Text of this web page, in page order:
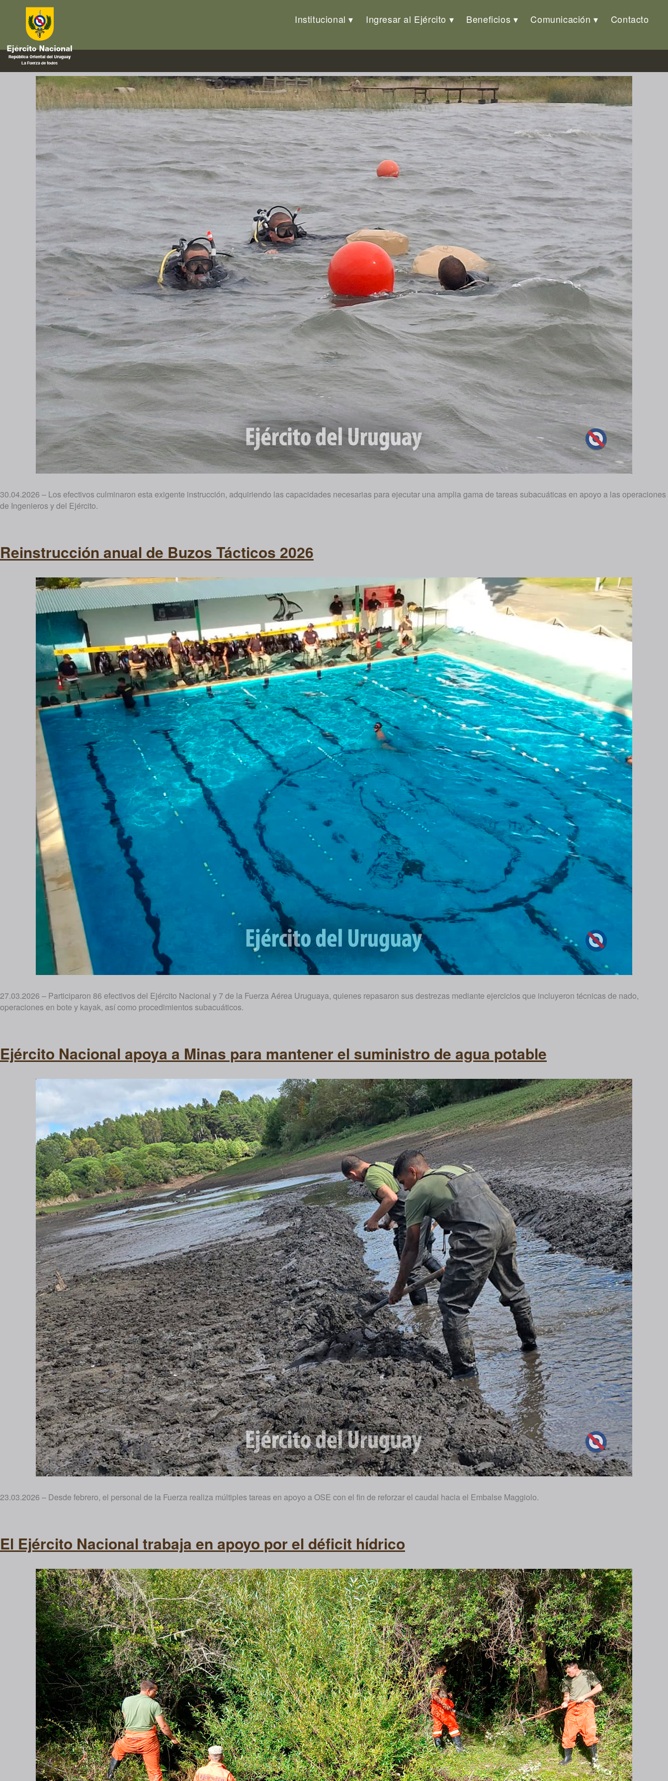
Institucional Ingresar al Ejército Beneficios Comunicación Contacto
agua
Curso «Buzo Especialista de Ingenieros»
30.04.2026 – Los efectivos culminaron esta exigente instrucción, adquiriendo las capacidades necesarias para ejecutar una amplia gama de tareas subacuáticas en apoyo a las operaciones
de Ingenieros y del Ejército.
Reinstrucción anual de Buzos Tácticos 2026
27.03.2026 – Participaron 86 efectivos del Ejército Nacional y 7 de la Fuerza Aérea Uruguaya, quienes repasaron sus destrezas mediante ejercicios que incluyeron técnicas de nado,
operaciones en bote y kayak, así como procedimientos subacuáticos.
Ejército Nacional apoya a Minas para mantener el suministro de agua potable
23.03.2026 – Desde febrero, el personal de la Fuerza realiza múltiples tareas en apoyo a OSE con el fin de reforzar el caudal hacia el Embalse Maggiolo.
El Ejército Nacional trabaja en apoyo por el déficit hídrico